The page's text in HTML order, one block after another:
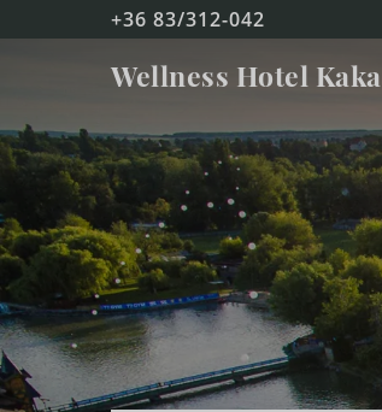
+36 83/312-042
Wellness Hotel
Kakadu
FŐOLDAL
ZIMMER
DOPPELZIMMER MIT BALKON
DREIBETTZIMMER MIT
DUPLEX FAMILIENZIMMER